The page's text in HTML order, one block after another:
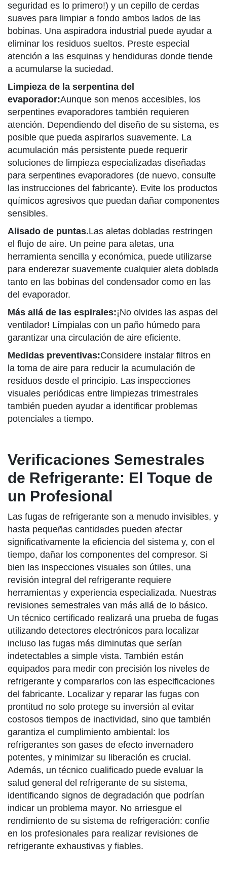
seguridad es lo primero!) y un cepillo de cerdas
suaves para limpiar a fondo ambos lados de las
bobinas. Una aspiradora industrial puede ayudar a
eliminar los residuos sueltos. Preste especial
atención a las esquinas y hendiduras donde tiende
a acumularse la suciedad.
Limpieza de la serpentina del
evaporador:Aunque son menos accesibles, los
serpentines evaporadores también requieren
atención. Dependiendo del diseño de su sistema, es
posible que pueda aspirarlos suavemente. La
acumulación más persistente puede requerir
soluciones de limpieza especializadas diseñadas
para serpentines evaporadores (de nuevo, consulte
las instrucciones del fabricante). Evite los productos
químicos agresivos que puedan dañar componentes
sensibles.
Alisado de puntas.Las aletas dobladas restringen
el flujo de aire. Un peine para aletas, una
herramienta sencilla y económica, puede utilizarse
para enderezar suavemente cualquier aleta doblada
tanto en las bobinas del condensador como en las
del evaporador.
Más allá de las espirales:¡No olvides las aspas del
ventilador! Límpialas con un paño húmedo para
garantizar una circulación de aire eficiente.
Medidas preventivas:Considere instalar filtros en
la toma de aire para reducir la acumulación de
residuos desde el principio. Las inspecciones
visuales periódicas entre limpiezas trimestrales
también pueden ayudar a identificar problemas
potenciales a tiempo.
Verificaciones Semestrales
de Refrigerante: El Toque de
un Profesional
Las fugas de refrigerante son a menudo invisibles, y
hasta pequeñas cantidades pueden afectar
significativamente la eficiencia del sistema y, con el
tiempo, dañar los componentes del compresor. Si
bien las inspecciones visuales son útiles, una
revisión integral del refrigerante requiere
herramientas y experiencia especializada. Nuestras
revisiones semestrales van más allá de lo básico.
Un técnico certificado realizará una prueba de fugas
utilizando detectores electrónicos para localizar
incluso las fugas más diminutas que serían
indetectables a simple vista. También están
equipados para medir con precisión los niveles de
refrigerante y compararlos con las especificaciones
del fabricante. Localizar y reparar las fugas con
prontitud no solo protege su inversión al evitar
costosos tiempos de inactividad, sino que también
garantiza el cumplimiento ambiental: los
refrigerantes son gases de efecto invernadero
potentes, y minimizar su liberación es crucial.
Además, un técnico cualificado puede evaluar la
salud general del refrigerante de su sistema,
identificando signos de degradación que podrían
indicar un problema mayor. No arriesgue el
rendimiento de su sistema de refrigeración: confíe
en los profesionales para realizar revisiones de
refrigerante exhaustivas y fiables.